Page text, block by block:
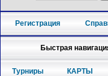
Регистрация
Быстрая
Турниры КАРТЫ